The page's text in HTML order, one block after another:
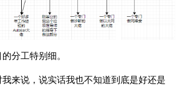
分工特别细。
来说，说实话我也不知道到底是好还是